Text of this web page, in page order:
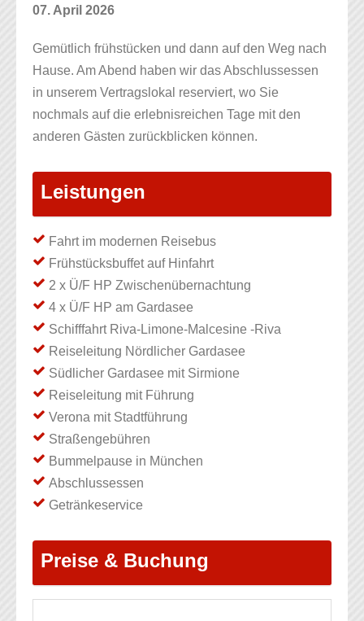
07. April 2026
Gemütlich frühstücken und dann auf den Weg nach
Hause. Am Abend haben wir das Abschlussessen
in unserem Vertragslokal reserviert, wo Sie
nochmals auf die erlebnisreichen Tage mit den
anderen Gästen zurückblicken können.
Leistungen
Fahrt im modernen Reisebus
Frühstücksbuffet auf Hinfahrt
2 x Ü/F HP Zwischenübernachtung
4 x Ü/F HP am Gardasee
Schifffahrt Riva-Limone-Malcesine -Riva
Reiseleitung Nördlicher Gardasee
Südlicher Gardasee mit Sirmione
Reiseleitung mit Führung
Verona mit Stadtführung
Straßengebühren
Bummelpause in München
Abschlussessen
Getränkeservice
Preise & Buchung